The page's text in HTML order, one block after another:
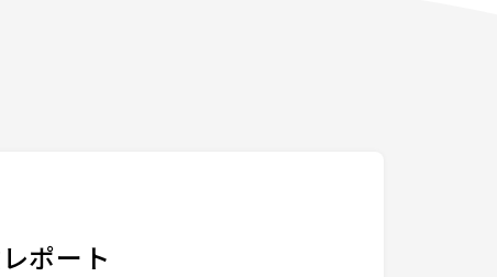
ポート